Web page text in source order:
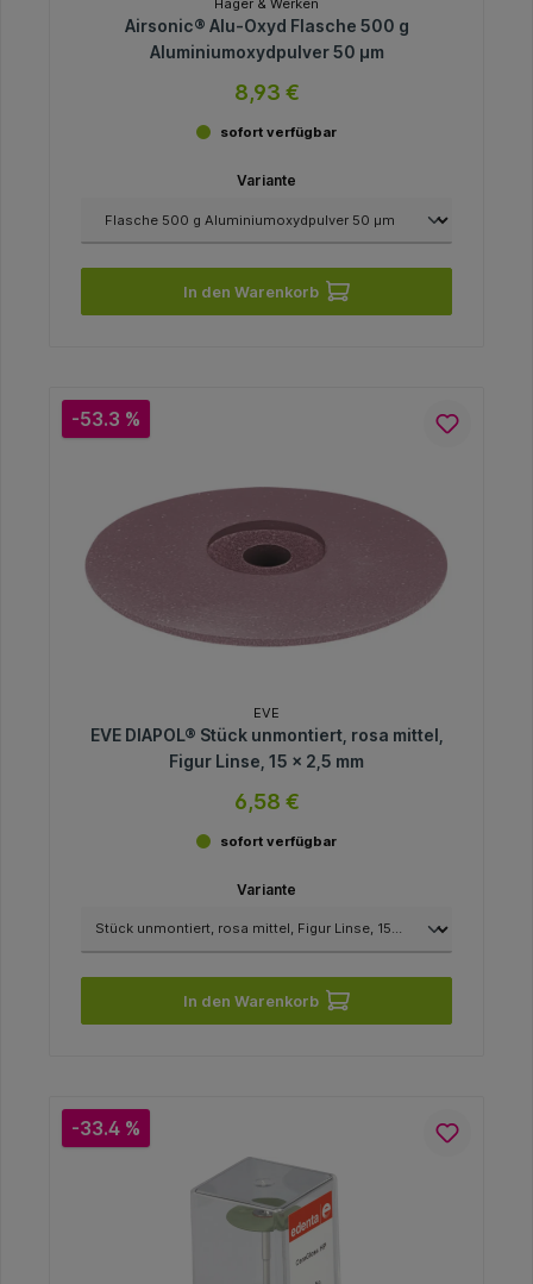
Hager & Werken
Airsonic® Alu-Oxyd Flasche 500 g
Aluminiumoxydpulver 50 µm
8,93 €
sofort verfügbar
Variante
In den Warenkorb
-53.3 %
EVE
EVE DIAPOL® Stück unmontiert, rosa mittel,
Figur Linse, 15 x 2,5 mm
6,58 €
sofort verfügbar
Variante
In den Warenkorb
-33.4 %